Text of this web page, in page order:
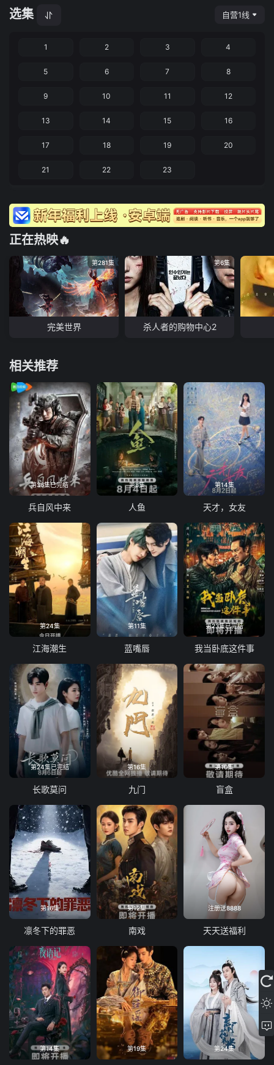
选集 自营1线
1 2 3 4
5 6 7 8
9 10 11 12
13 14 15 16
17 18 19 20
21 22 23
正在热映🔥
第281集
完美世界
第6集
杀人者的购物中心2
相关推荐
第36集已完结
兵自风中来
第8集
人鱼
第14集
天才，女友
第24集
江海潮生
第11集
蓝嘴唇
第23集已完结
我当卧底这件事
第24集已完结
长歌莫问
第16集
九门
第10集
盲盒
第16集
凛冬下的罪恶
第12集
南戏
注册送8888
天天送福利
第14集 第19集 第24集